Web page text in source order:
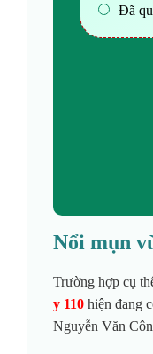
Đã
Nổi mụn
Trường hợp cụ
y 110 hiện đang
Nguyễn Văn